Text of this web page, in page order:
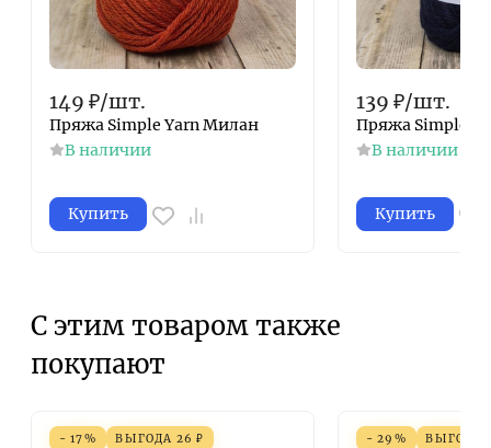
149 ₽/шт.
Пряжа Simple Yarn Милан
В наличии
Купить
139 ₽/шт.
Пряжа Simple
В наличии
Купить
С этим товаром также
покупают
- 17% ВЫГОДА 26 ₽ - 29% ВЫГОДА